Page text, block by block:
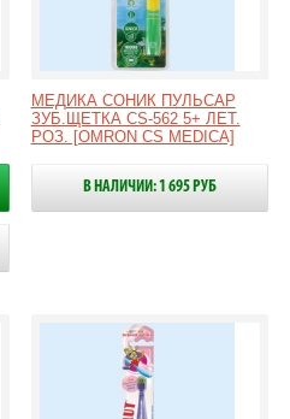
МЕДИКА СОНИК ПУЛЬСАР
ЗУБ.ЩЕТКА CS-562 5+ ЛЕТ.
РОЗ. [OMRON CS MEDICA]
В НАЛИЧИИ: 1 695 РУБ